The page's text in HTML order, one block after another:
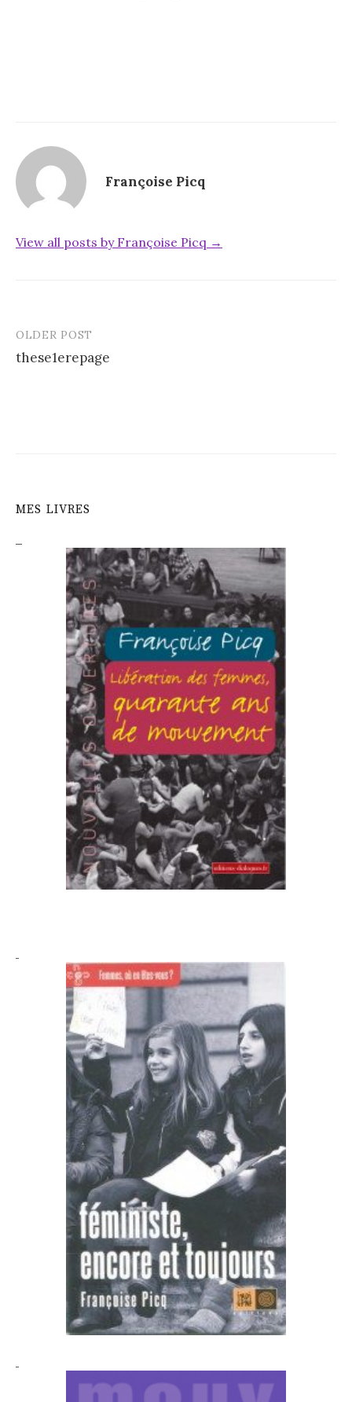
Françoise Picq
View all posts by Françoise Picq →
Post
navigation
OLDER POST
these1erepage
MES LIVRES